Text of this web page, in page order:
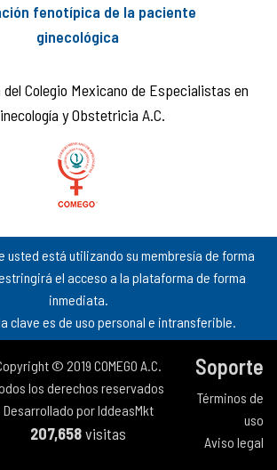
fenotípica de la paciente
ginecológica
Colegio Mexicano de Especialistas en
y Obstetricia A.C.
usted está utilizando su membresía de forma
el acceso a la plataforma de forma
inmediata.
clave es de uso personal e intransferible.
© 2019 COMEGO A.C.
los derechos reservados
Desarrollado porIddeasMkt
207,658visitas
Soporte
Términos de
uso
Aviso legal